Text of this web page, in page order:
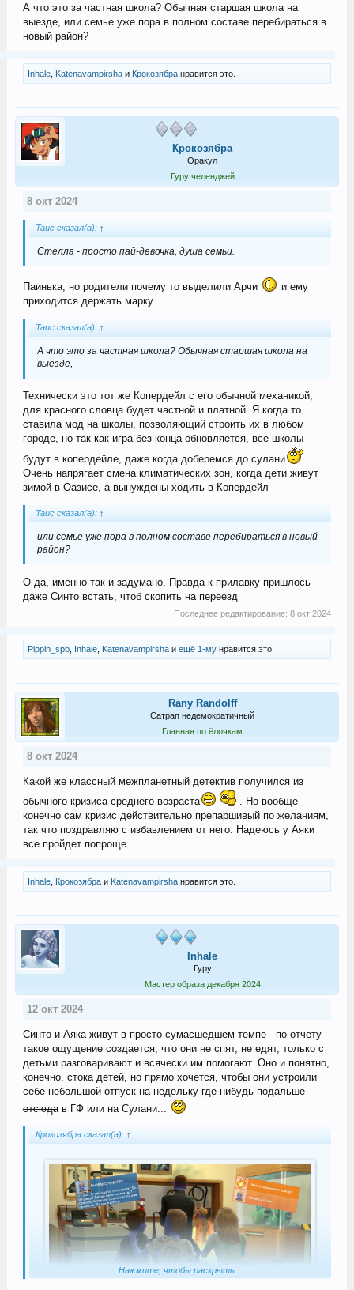
А что это за частная школа? Обычная старшая школа на
выезде, или семье уже пора в полном составе перебираться в
новый район?
Inhale, Katenavampirshaи Крокозябранравится это.
Крокозябра
Оракул
Гуру челенджей
8 окт 2024
Tauc сказал(а): ↑
Стелла - просто пай-девочка, душа семьи.
Паинька, но родители почему то выделили Арчи
и ему
приходится держать марку
Tauc сказал(а): ↑
А что это за частная школа? Обычная старшая школа на
выезде,
Технически это тот же Копердейл с его обычной механикой,
для красного словца будет частной и платной. Я когда то
ставила мод на школы, позволяющий строить их в любом
городе, но так как игра без конца обновляется, все школы
будут в копердейле, даже когда доберемся до сулани
Очень напрягает смена климатических зон, когда дети живут
зимой в Оазисе, а вынуждены ходить в Копердейл
Tauc сказал(а): ↑
или семье уже пора в полном составе перебираться в новый
район?
О да, именно так и задумано. Правда к прилавку пришлось
даже Синто встать, чтоб скопить на переезд
Последнее редактирование:8 окт 2024
Pippin_spb, Inhale, Katenavampirshaи ещё 1-мунравится это.
Rany Randolff
Сатрап недемократичный
Главная по ёлочкам
8 окт 2024
Какой же классный межпланетный детектив получился из
обычного кризиса среднего возраста
. Но вообще
конечно сам кризис действительно препаршивый по желаниям,
так что поздравляю с избавлением от него. Надеюсь у Аяки
все пройдет попроще.
Inhale, Крокозябраи Katenavampirshaнравится это.
Inhale
Гуру
Мастер образа декабря 2024
12 окт 2024
Синто и Аяка живут в просто сумасшедшем темпе - по отчету
такое ощущение создается, что они не спят, не едят, только с
детьми разговаривают и всячески им помогают. Оно и понятно,
конечно, стока детей, но прямо хочется, чтобы они устроили
себе небольшой отпуск на недельку где-нибудь подальше
отсюдав ГФ или на Сулани...
Крокозябра сказал(а): ↑
Нажмите, чтобы раскрыть...